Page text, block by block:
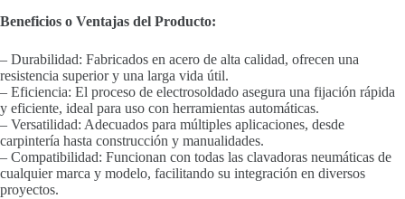
Beneficios o Ventajas del Producto:
– Durabilidad: Fabricados en acero de alta calidad, ofrecen una
resistencia superior y una larga vida útil.
– Eficiencia: El proceso de electrosoldado asegura una fijación rápida
y eficiente, ideal para uso con herramientas automáticas.
– Versatilidad: Adecuados para múltiples aplicaciones, desde
carpintería hasta construcción y manualidades.
– Compatibilidad: Funcionan con todas las clavadoras neumáticas de
cualquier marca y modelo, facilitando su integración en diversos
proyectos.